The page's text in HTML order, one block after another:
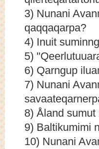
3) Nunani
qaqqaqarpa?
4) Inuit
5)
6) Qarngup
7) Nunani
8) Åland
9) Baltikumimi
10) Nunani